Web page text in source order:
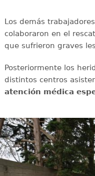
Los demás
colaboraron en el
que sufrieron graves
Posteriormente los
distintos centros
atención médica